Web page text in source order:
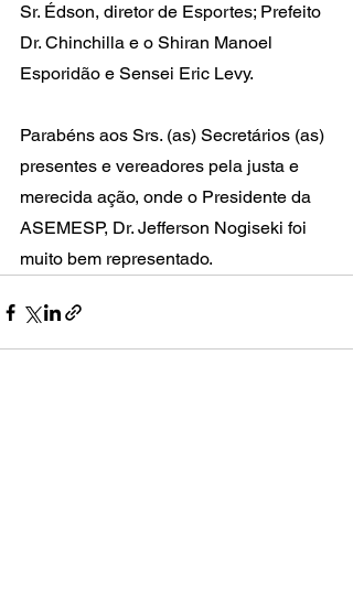
Sr. Édson, diretor de Esportes; Prefeito
Dr. Chinchilla e o Shiran Manoel
Esporidão e Sensei Eric Levy.
Parabéns aos Srs. (as) Secretários (as)
presentes e vereadores pela justa e
merecida ação, onde o Presidente da
ASEMESP, Dr. Jefferson Nogiseki foi
muito bem representado.